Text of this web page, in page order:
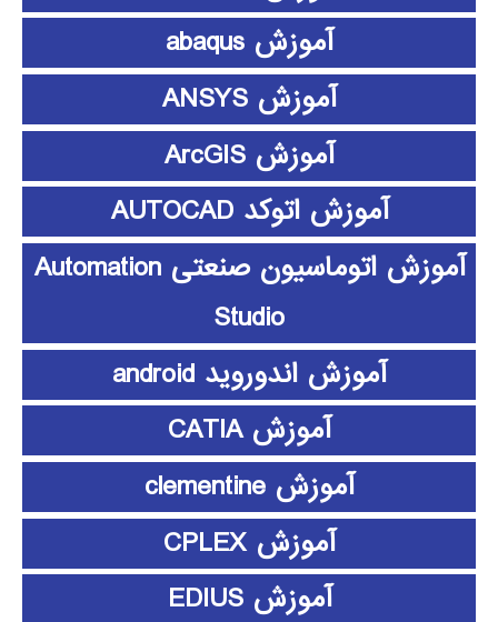
آموزش abaqus
آموزش ANSYS
آموزش ArcGIS
آموزش اتوکد AUTOCAD
آموزش اتوماسیون صنعتی Automation
Studio
آموزش اندوروید android
آموزش CATIA
آموزش clementine
آموزش CPLEX
آموزش EDIUS